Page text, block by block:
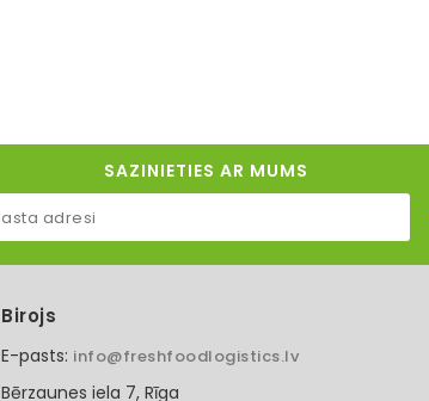
SAZINIETIES AR MUMS
Birojs
E-pasts: info@freshfoodlogistics.lv
Bērzaunes iela 7, Rīga